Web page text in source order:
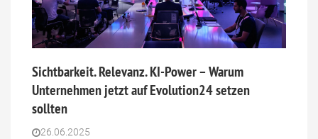
Sichtbarkeit. Relevanz. KI-Power – Warum
Unternehmen jetzt auf Evolution24 setzen
sollten
26.06.2025